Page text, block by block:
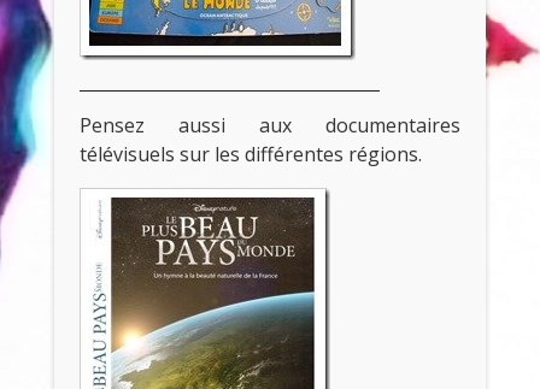
Pensez aussi aux documentaires
télévisuels sur les différentes régions.